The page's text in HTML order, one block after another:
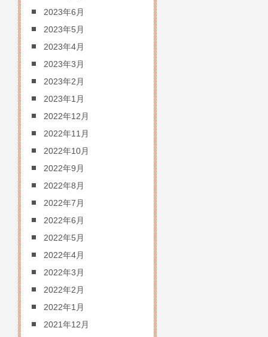
2023年6月
2023年5月
2023年4月
2023年3月
2023年2月
2023年1月
2022年12月
2022年11月
2022年10月
2022年9月
2022年8月
2022年7月
2022年6月
2022年5月
2022年4月
2022年3月
2022年2月
2022年1月
2021年12月